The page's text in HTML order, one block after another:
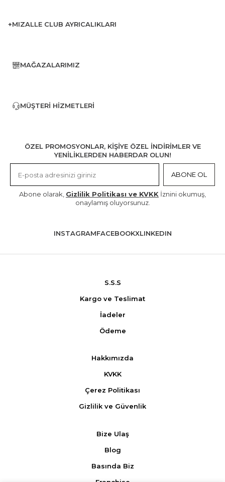
+MIZALLE CLUB AYRICALIKLARI
MAĞAZALARIMIZ
MÜŞTERI HIZMETLERI
ÖZEL PROMOSYONLAR, KİŞİYE ÖZEL İNDİRİMLER VE
YENİLİKLERDEN HABERDAR OLUN!
ABONE OL
Abone olarak, Gizlilik Politikası ve KVKK İznini okumuş,
onaylamış oluyorsunuz.
INSTAGRAMFACEBOOKXLINKEDIN
S.S.S
Kargo ve Teslimat
İadeler
Ödeme
Hakkımızda
KVKK
Çerez Politikası
Gizlilik ve Güvenlik
Bize Ulaş
Blog
Basında Biz